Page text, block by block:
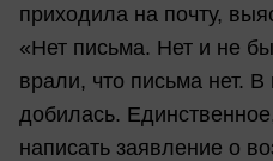
приходила на почту,
«Нет письма. Нет и не
врали, что письма нет. В
добилась.
написать заявление о